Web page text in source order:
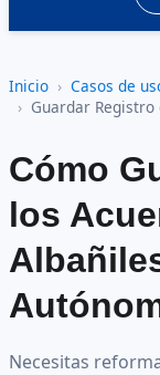
Inicio Casos de
Guardar Registro
Cómo
los
Necesitas